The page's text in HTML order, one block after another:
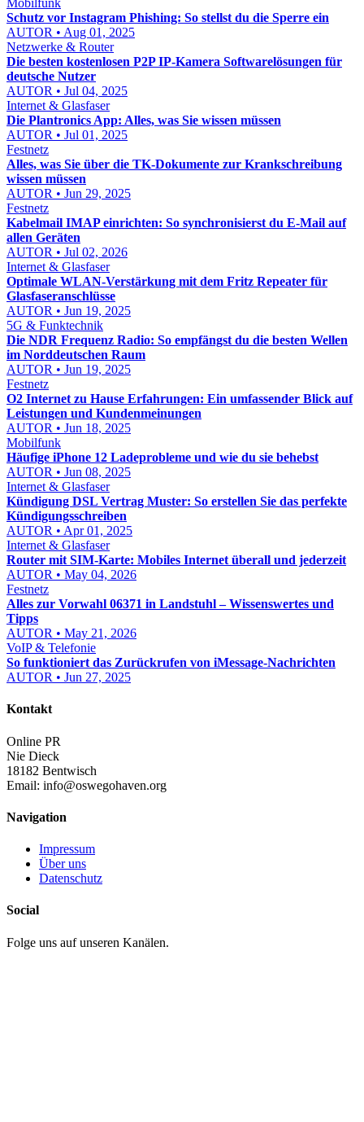
Mobilfunk
Schutz vor Instagram Phishing: So stellst du die Sperre ein
AUTOR • Aug 01, 2025
Netzwerke & Router
Die besten kostenlosen P2P IP-Kamera Softwarelösungen für
deutsche Nutzer
AUTOR • Jul 04, 2025
Internet & Glasfaser
Die Plantronics App: Alles, was Sie wissen müssen
AUTOR • Jul 01, 2025
Festnetz
Alles, was Sie über die TK-Dokumente zur Krankschreibung
wissen müssen
AUTOR • Jun 29, 2025
Festnetz
Kabelmail IMAP einrichten: So synchronisierst du E-Mail auf
allen Geräten
AUTOR • Jul 02, 2026
Internet & Glasfaser
Optimale WLAN-Verstärkung mit dem Fritz Repeater für
Glasfaseranschlüsse
AUTOR • Jun 19, 2025
5G & Funktechnik
Die NDR Frequenz Radio: So empfängst du die besten Wellen
im Norddeutschen Raum
AUTOR • Jun 19, 2025
Festnetz
O2 Internet zu Hause Erfahrungen: Ein umfassender Blick auf
Leistungen und Kundenmeinungen
AUTOR • Jun 18, 2025
Mobilfunk
Häufige iPhone 12 Ladeprobleme und wie du sie behebst
AUTOR • Jun 08, 2025
Internet & Glasfaser
Kündigung DSL Vertrag Muster: So erstellen Sie das perfekte
Kündigungsschreiben
AUTOR • Apr 01, 2025
Internet & Glasfaser
Router mit SIM-Karte: Mobiles Internet überall und jederzeit
AUTOR • May 04, 2026
Festnetz
Alles zur Vorwahl 06371 in Landstuhl – Wissenswertes und
Tipps
AUTOR • May 21, 2026
VoIP & Telefonie
So funktioniert das Zurückrufen von iMessage-Nachrichten
AUTOR • Jun 27, 2025
Kontakt
Online PR
Nie Dieck
18182 Bentwisch
Email: info@oswegohaven.org
Navigation
Impressum
Über uns
Datenschutz
Social
Folge uns auf unseren Kanälen.